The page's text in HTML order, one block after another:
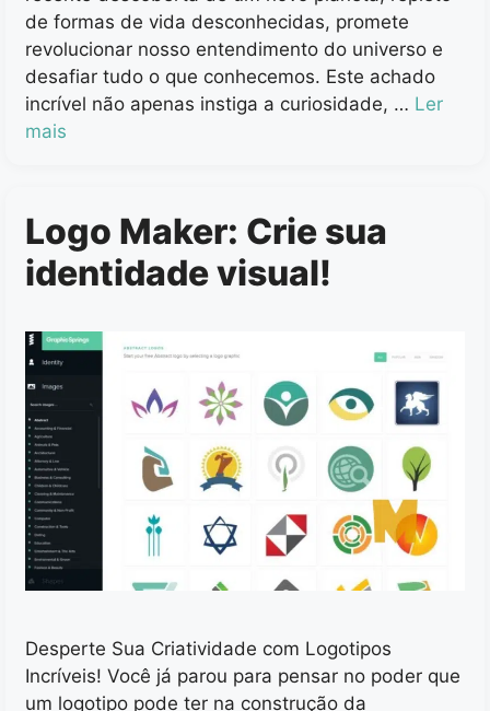
de formas de vida desconhecidas, promete
revolucionar nosso entendimento do universo e
desafiar tudo o que conhecemos. Este achado
incrível não apenas instiga a curiosidade, … Ler
mais
Logo Maker: Crie sua
identidade visual!
Desperte Sua Criatividade com Logotipos
Incríveis! Você já parou para pensar no poder que
um logotipo pode ter na construção da